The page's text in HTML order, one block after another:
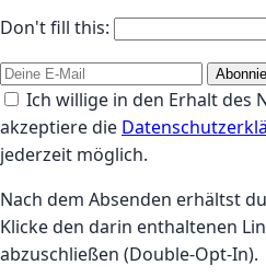
Don't fill this:
Ich willige in den Erhalt des
akzeptiere die
jederzeit möglich.
Nach dem Absenden erhältst
Klicke den darin enthaltenen
abzuschließen (Double-Opt-In).